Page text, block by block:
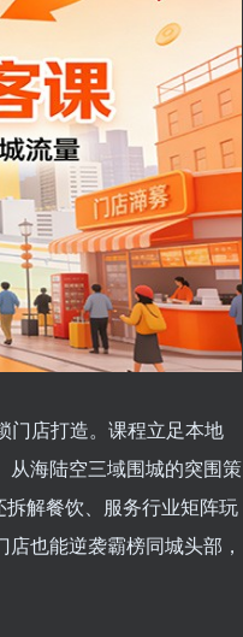
门店打造。课程立足本地
从海陆空三域围城的突围策
解餐饮、服务行业矩阵玩
也能逆袭霸榜同城头部，